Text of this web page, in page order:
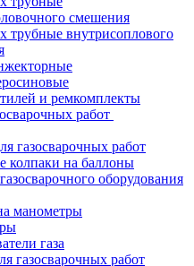
смешения
трубные внутрисоплового
и ремкомплекты
работ
газосварочных работ
колпаки на баллоны
оборудования
манометры
газа
газосварочных работ